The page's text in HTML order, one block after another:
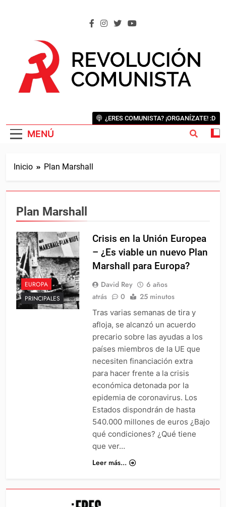
MENÚ
¿ERES COMUNISTA? ¡ORGANÍZATE! :D
Inicio Plan Marshall
Plan Marshall
EUROPA
PRINCIPALES
Crisis en la Unión Europea
– ¿Es viable un nuevo Plan
Marshall para Europa?
David Rey
6 años
atrás
0 25 minutos
Tras varias semanas de tira y
afloja, se alcanzó un acuerdo
precario sobre las ayudas a los
países miembros de la UE que
necesiten financiación extra
para hacer frente a la crisis
económica detonada por la
epidemia de coronavirus. Los
Estados dispondrán de hasta
540.000 millones de euros ¿Bajo
qué condiciones? ¿Qué tiene
que ver…
Leer más...